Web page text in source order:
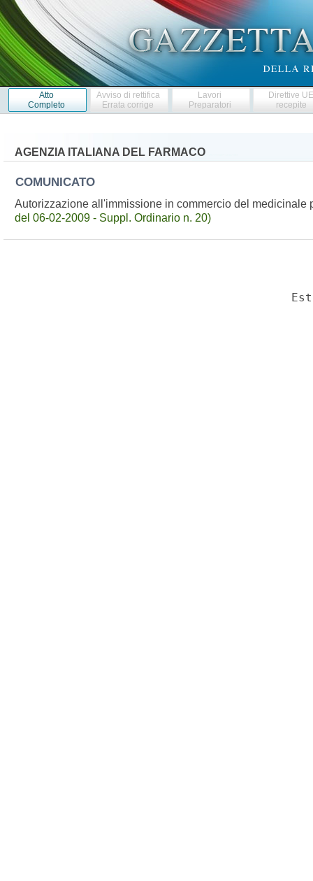
Atto
Completo
Avviso di rettifica
Errata corrige
Lavori
Preparatori
Direttive
recepite
AGENZIA ITALIANA DEL FARMACO
COMUNICATO
Autorizzazione all'immissione in commercio del medicinale
del 06-02-2009 - Suppl. Ordinario n. 20)